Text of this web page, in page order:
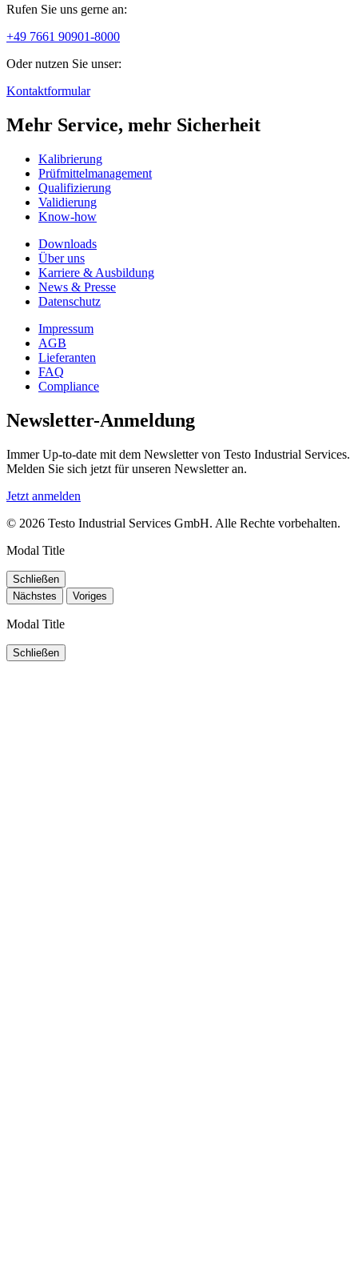
Rufen Sie uns gerne an:
+49 7661 90901-8000
Oder nutzen Sie unser:
Kontaktformular
Mehr Service, mehr Sicherheit
Kalibrierung
Prüfmittelmanagement
Qualifizierung
Validierung
Know-how
Downloads
Über uns
Karriere & Ausbildung
News & Presse
Datenschutz
Impressum
AGB
Lieferanten
FAQ
Compliance
Newsletter-Anmeldung
Immer Up-to-date mit dem Newsletter von Testo Industrial Services.
Melden Sie sich jetzt für unseren Newsletter an.
Jetzt anmelden
© 2026 Testo Industrial Services GmbH. Alle Rechte vorbehalten.
Modal Title
Schließen
Nächstes
Voriges
Modal Title
Schließen